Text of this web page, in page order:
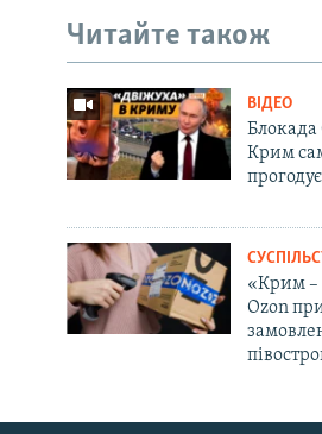
Русский
Читайте також
ВІДЕО
Блокада
Крим
«Крим –
Ozon